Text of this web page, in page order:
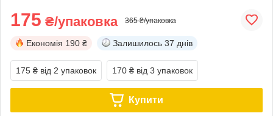
175 ₴/упаковка 365 ₴/упаковка
Економія 190 ₴ Залишилось 37 днів
175 ₴ від 2 упаковок 170 ₴ від 3 упаковок
Купити